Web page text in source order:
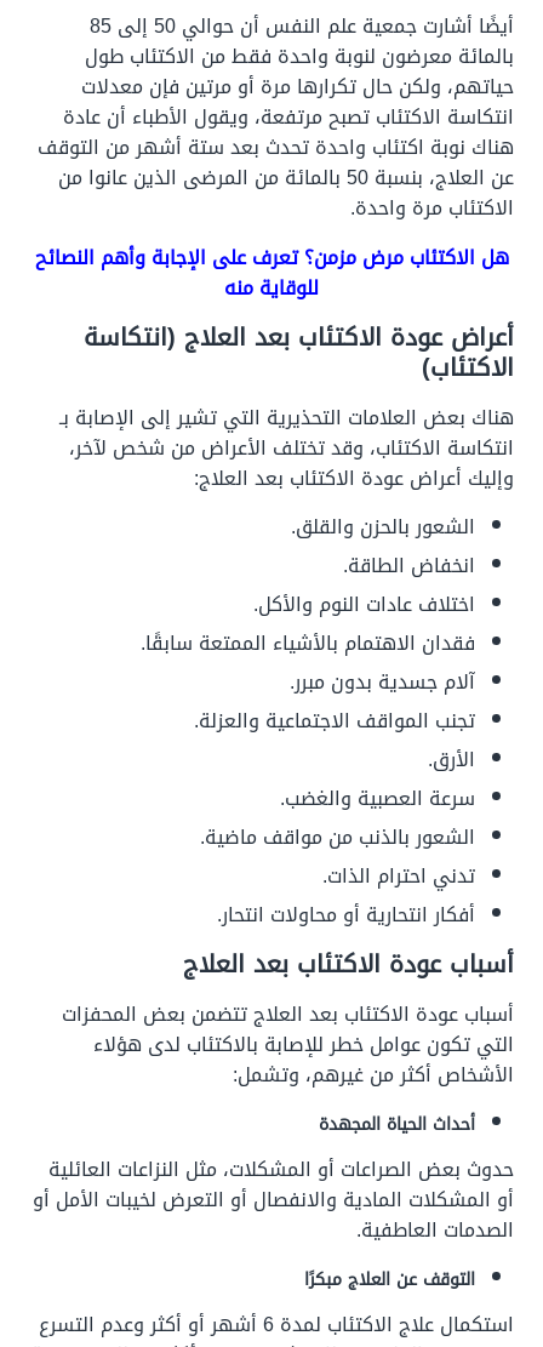
أيضًا أشارت جمعية علم النفس أن حوالي 50 إلى 85
بالمائة معرضون لنوبة واحدة فقط من الاكتئاب طول
حياتهم، ولكن حال تكرارها مرة أو مرتين فإن معدلات
انتكاسة الاكتئاب تصبح مرتفعة، ويقول الأطباء أن عادة
هناك نوبة اكتئاب واحدة تحدث بعد ستة أشهر من التوقف
عن العلاج، بنسبة 50 بالمائة من المرضى الذين عانوا من
الاكتئاب مرة واحدة.
هل الاكتئاب مرض مزمن؟ تعرف على الإجابة وأهم النصائح
للوقاية منه
أعراض عودة الاكتئاب بعد العلاج (انتكاسة
الاكتئاب)
هناك بعض العلامات التحذيرية التي تشير إلى الإصابة بـ
انتكاسة الاكتئاب، وقد تختلف الأعراض من شخص لآخر،
وإليك أعراض عودة الاكتئاب بعد العلاج:
الشعور بالحزن والقلق.
انخفاض الطاقة.
اختلاف عادات النوم والأكل.
فقدان الاهتمام بالأشياء الممتعة سابقًا.
آلام جسدية بدون مبرر.
تجنب المواقف الاجتماعية والعزلة.
الأرق.
سرعة العصبية والغضب.
الشعور بالذنب من مواقف ماضية.
تدني احترام الذات.
أفكار انتحارية أو محاولات انتحار.
أسباب عودة الاكتئاب بعد العلاج
أسباب عودة الاكتئاب بعد العلاج تتضمن بعض المحفزات
التي تكون عوامل خطر للإصابة بالاكتئاب لدى هؤلاء
الأشخاص أكثر من غيرهم، وتشمل:
أحداث الحياة المجهدة
حدوث بعض الصراعات أو المشكلات، مثل النزاعات العائلية
أو المشكلات المادية والانفصال أو التعرض لخيبات الأمل أو
الصدمات العاطفية.
التوقف عن العلاج مبكرًا
استكمال علاج الاكتئاب لمدة 6 أشهر أو أكثر وعدم التسرع